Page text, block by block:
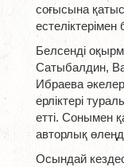
соғысына
естеліктерімен
Белсенді
Сатыбалдин,
Ибраева
ерліктері
етті. Сонымен
авторлық
Осындай